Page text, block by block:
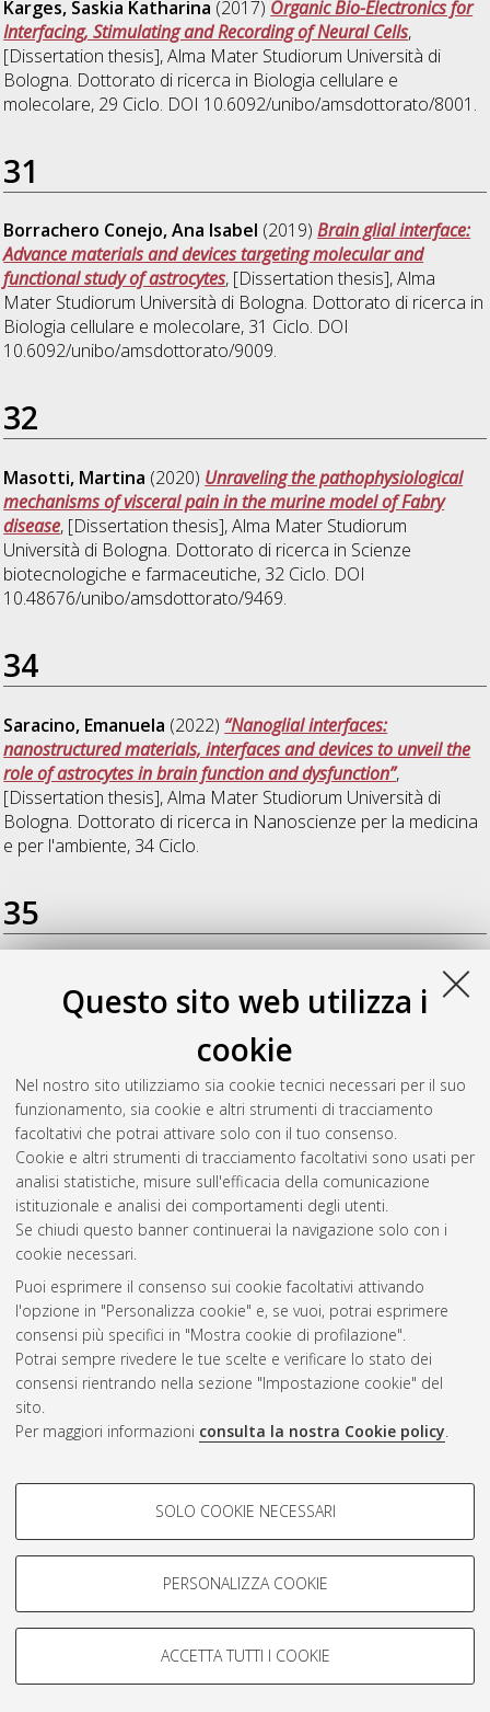
Questo sito web utilizza i
cookie
Nel nostro sito utilizziamo sia cookie tecnici necessari per il suo
funzionamento, sia cookie e altri strumenti di tracciamento
facoltativi che potrai attivare solo con il tuo consenso.
Cookie e altri strumenti di tracciamento facoltativi sono usati per
analisi statistiche, misure sull'efficacia della comunicazione
istituzionale e analisi dei comportamenti degli utenti.
Se chiudi questo banner continuerai la navigazione solo con i
cookie necessari.
Puoi esprimere il consenso sui cookie facoltativi attivando
l'opzione in "Personalizza cookie" e, se vuoi, potrai esprimere
consensi più specifici in "Mostra cookie di profilazione".
Potrai sempre rivedere le tue scelte e verificare lo stato dei
consensi rientrando nella sezione "Impostazione cookie" del
sito.
Per maggiori informazioni consulta la nostra Cookie policy.
COOKIE DI PROFILAZIONE -
Si tratta di cookie utilizzati per analizzare le caratteristiche della
navigazione degli utenti, creare profili in base al loro comportamento
Mostra cookie di profilazione
COOKIE TECNICI - NECESSARI
SOLO COOKIE NECESSARI
PERSONALIZZA COOKIE
ACCETTA TUTTI I COOKIE
Karges, Saskia Katharina (2017) Organic Bio-Electronics for
Interfacing, Stimulating and Recording of Neural Cells,
[Dissertation thesis], Alma Mater Studiorum Università di
Bologna. Dottorato di ricerca in Biologia cellulare e
molecolare, 29 Ciclo. DOI 10.6092/unibo/amsdottorato/8001.
31
Borrachero Conejo, Ana Isabel (2019)Brain glial interface:
Advance materials and devices targeting molecular and
functional study of astrocytes, [Dissertation thesis], Alma
Mater Studiorum Università di Bologna. Dottorato di ricerca in
Biologia cellulare e molecolare, 31 Ciclo. DOI
10.6092/unibo/amsdottorato/9009.
32
Masotti, Martina (2020) Unraveling the pathophysiological
mechanisms of visceral pain in the murine model of Fabry
disease, [Dissertation thesis], Alma Mater Studiorum
Università di Bologna. Dottorato di ricerca in Scienze
biotecnologiche e farmaceutiche, 32 Ciclo. DOI
10.48676/unibo/amsdottorato/9469.
34
Saracino, Emanuela (2022) “Nanoglial interfaces:
nanostructured materials, interfaces and devices to unveil the
role of astrocytes in brain function and dysfunction”,
[Dissertation thesis], Alma Mater Studiorum Università di
Bologna. Dottorato di ricerca in Nanoscienze per la medicina
e per l'ambiente, 34 Ciclo.
35
gastrointestinal symptoms in a mouse model of Fabry disease:
insights on the microbiota-gut-brain axis, [Dissertation thesis],
Alma Mater Studiorum Università di Bologna. Dottorato di
Scienze biotecnologiche, biocomputazionali,
farmaceutiche e farmacologiche, 35 Ciclo. DOI
10.48676/unibo/amsdottorato/10966.
Questa lista e' stata generata ilSat Aug 8 20:47:52 2026
Atom
Rss 1.0
Rss 2.0
ISSN: 2038-7946
Impostazioni Cookie
Informativa sulla privacy
Condizioni d’uso del sito